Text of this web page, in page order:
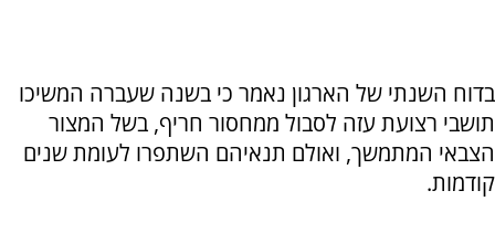
בדוח השנתי של הארגון נאמר כי בשנה שעברה המשיכו
תושבי רצועת עזה לסבול ממחסור חריף, בשל המצור
הצבאי המתמשך, ואולם תנאיהם השתפרו לעומת שנים
קודמות.